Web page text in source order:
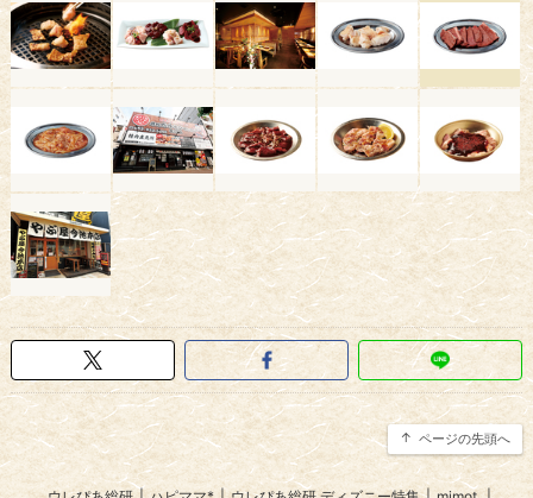
ページの先頭へ